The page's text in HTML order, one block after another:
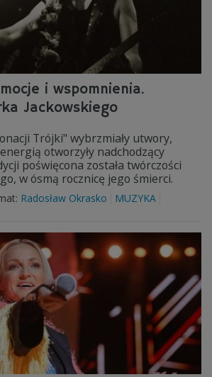
i wspomnienia.
Jackowskiego
Trójki" wybrzmiały utwory,
otworzyły nadchodzący
poświęcona została twórczości
w ósmą rocznicę jego śmierci.
Radosław Okrasko
MUZYKA